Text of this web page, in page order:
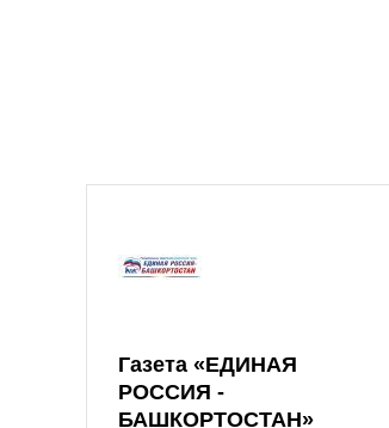
Газета «ЕДИНАЯ
РОССИЯ -
БАШКОРТОСТАН»